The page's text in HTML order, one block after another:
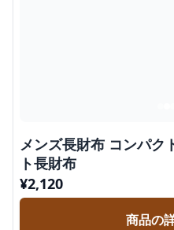
メンズ長財布 コンパク
ト長財布
¥2,120
商品の